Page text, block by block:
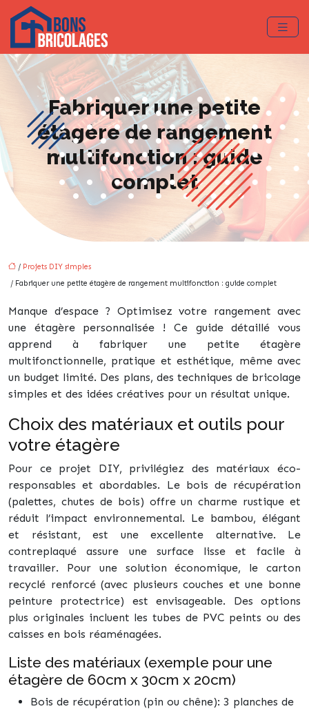
Fabriquer une petite
étagère de rangement
multifonction : guide
complet
/ Projets DIY simples
/ Fabriquer une petite étagère de rangement multifonction : guide complet
Manque d’espace ? Optimisez votre rangement avec
une étagère personnalisée ! Ce guide détaillé vous
apprend à fabriquer une petite étagère
multifonctionnelle, pratique et esthétique, même avec
un budget limité. Des plans, des techniques de bricolage
simples et des idées créatives pour un résultat unique.
Choix des matériaux et outils pour
votre étagère
Pour ce projet DIY, privilégiez des matériaux éco-
responsables et abordables. Le bois de récupération
(palettes, chutes de bois) offre un charme rustique et
réduit l’impact environnemental. Le bambou, élégant
et résistant, est une excellente alternative. Le
contreplaqué assure une surface lisse et facile à
travailler. Pour une solution économique, le carton
recyclé renforcé (avec plusieurs couches et une bonne
peinture protectrice) est envisageable. Des options
plus originales incluent les tubes de PVC peints ou des
caisses en bois réaménagées.
Liste des matériaux (exemple pour une
étagère de 60cm x 30cm x 20cm)
Bois de récupération (pin ou chêne): 3 planches de